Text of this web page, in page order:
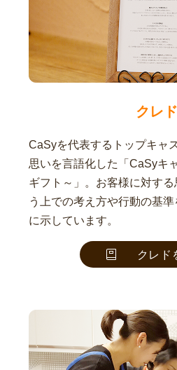
クレド
CaSyを代表するトップキャ
思いを言語化した「CaSyキ
ギフト～」。お客様に対す
う上での考え方や行動の基
に示しています。
クレド